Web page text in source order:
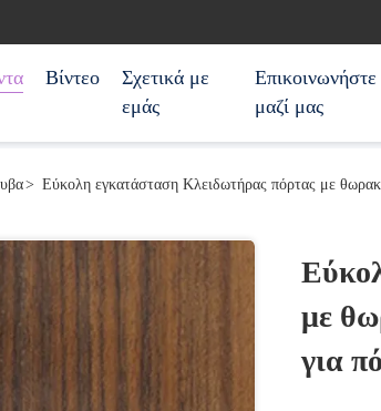
Βίντεο
Σχετικά με
εμάς
Επικοινωνήστε
μαζί μας
> Εύκολη εγκατάσταση Κλειδωτήρας πόρτας με
με
για